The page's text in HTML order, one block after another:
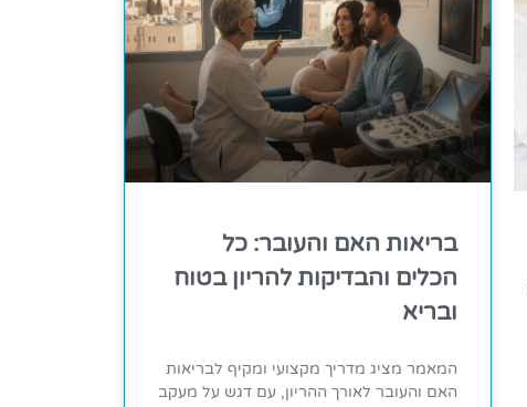
בריאות האם והעובר: כל
הכלים והבדיקות להריון בטוח
ובריא
המאמר מציג מדריך מקצועי ומקיף לבריאות
האם והעובר לאורך ההריון, עם דגש על מעקב